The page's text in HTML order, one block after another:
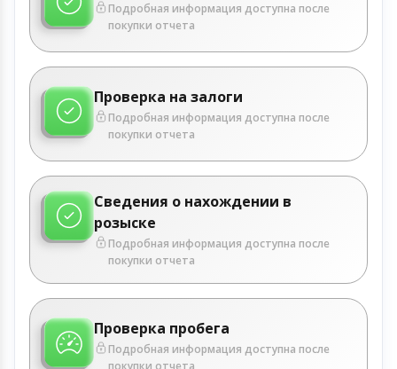
Подробная информация доступна после
покупки отчета
Проверка на залоги
Подробная информация доступна после
покупки отчета
Сведения о нахождении в
розыске
Подробная информация доступна после
покупки отчета
Проверка пробега
Подробная информация доступна после
покупки отчета